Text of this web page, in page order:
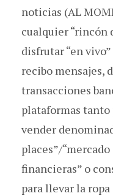
noticias (AL
cualquier “rincón
disfrutar “en
recibo mensajes,
transacciones
plataformas tanto
vender
places”/
financieras” o
para llevar la ropa